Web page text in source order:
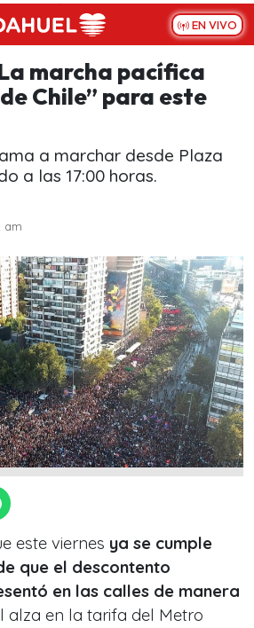
EN VIVO
marcha pacífica
Chile” para este
a marchar desde Plaza
a las 17:00 horas.
am
este viernes ya se cumple
que el descontento
en las calles de manera
alza en la tarifa del Metro